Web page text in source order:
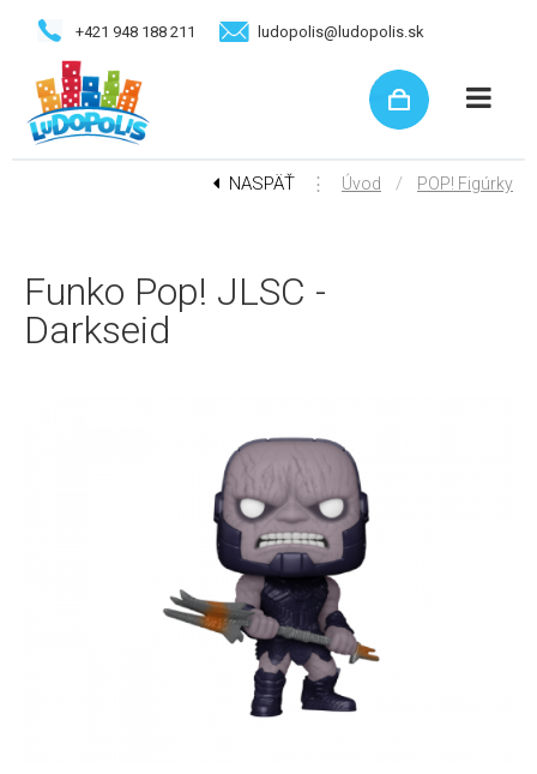
+421 948 188 211 ludopolis@ludopolis.sk
NASPÄŤ ⋮ Úvod / POP! Figúrky
Funko Pop! JLSC -
Darkseid